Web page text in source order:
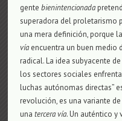
gentebienintencionada
superadora del proletarismo
una mera definición, porque
vía encuentra un buen medio
radical. La idea subyacente
los sectores sociales
luchas autónomas directas”
revolución, es una variante
unatercera vía. Un auténtico y